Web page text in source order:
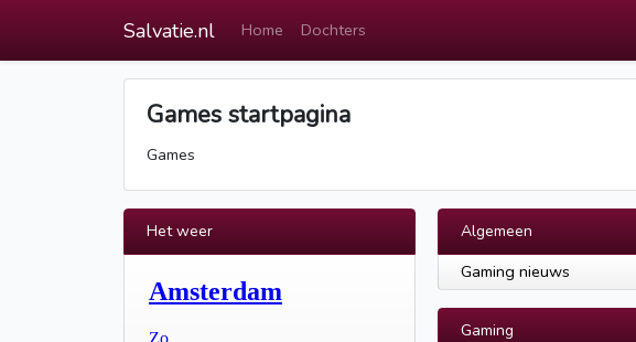
Salvatie.nl Home Dochters
Games startpagina
Games
Het weer Algemeen
Gaming nieuws
Gaming